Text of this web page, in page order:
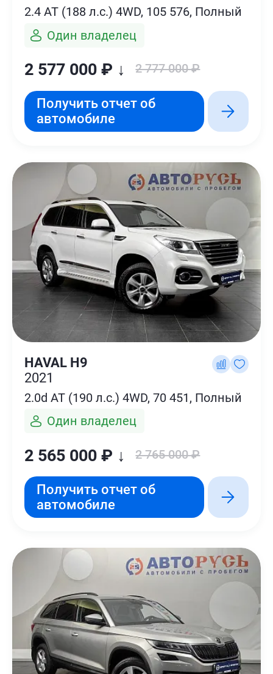
2.4 AT (188 л.с.) 4WD, 105 576, Полный
Один владелец
2 577 000 ₽ ↓ 2 777 000 ₽
Получить отчет об
автомобиле
HAVAL H9
2021
2.0d AT (190 л.с.) 4WD, 70 451, Полный
Один владелец
2 565 000 ₽ ↓ 2 765 000 ₽
Получить отчет об
автомобиле